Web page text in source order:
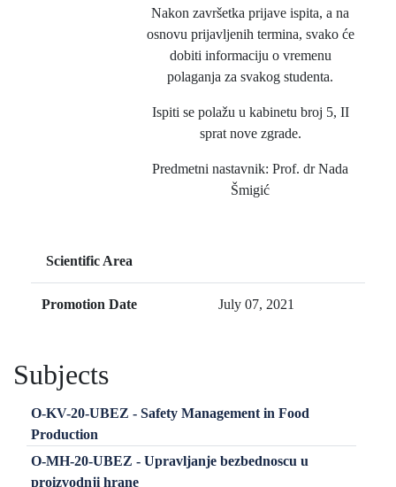
Nakon završetka prijave ispita, a na
osnovu prijavljenih termina, svako će
dobiti informaciju o vremenu
polaganja za svakog studenta.
Ispiti se polažu u kabinetu broj 5, II
sprat nove zgrade.
Predmetni nastavnik: Prof. dr Nada
Šmigić
Scientific Area
Promotion Date July 07, 2021
Subjects
O-KV-20-UBEZ - Safety Management in Food
Production
O-MH-20-UBEZ - Upravljanje bezbednoscu u
proizvodnji hrane